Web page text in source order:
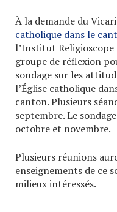
À la demande du
catholique dans le
l’Institut
groupe de réflexion
sondage sur les
l’Église catholique
canton. Plusieurs
septembre. Le
octobre et novembre.
Plusieurs réunions
enseignements de ce
milieux intéressés.